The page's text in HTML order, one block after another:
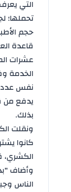
التي
تحملها؛
حجم
قاعدة
عشرات
الخدمة
نفس عدد
يدفع من
بذلك.
ونقلت
كانوا
الكشري،
الناس